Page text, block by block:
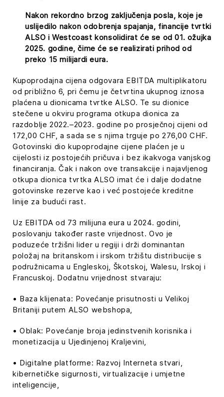
Nakon rekordno brzog zaključenja posla, koje je
uslijedilo nakon odobrenja spajanja, financije tvrtki
ALSO iWestcoast konsolidirat će se od 01. ožujka
2025. godine, čime će se realizirati prihod od
preko 15 milijardi eura.
Kupoprodajna cijena odgovara EBITDA multiplikatoru
od približno 6, pri čemu je četvrtina ukupnog iznosa
plaćena u dionicama tvrtke ALSO. Te su dionice
stečene u okviru programa otkupa dionica za
razdoblje 2022.–2023. godine po prosječnoj cijeni od
172,00 CHF, a sada se s njima trguje po 276,00 CHF.
Gotovinski dio kupoprodajne cijene plaćen je u
cijelosti iz postojećih pričuva i bez ikakvoga vanjskog
financiranja. Čak i nakon ove transakcije i najavljenog
otkupa dionica tvrtka ALSO imat će i dalje dodatne
gotovinske rezerve kao i već postojeće kreditne
linije za budući rast.
Uz EBITDA od 73 milijuna eura u 2024. godini,
poslovanju također raste vrijednost. Ovo je
poduzeće tržišni lider u regiji i drži dominantan
položaj na britanskom i irskom tržištu distribucije s
podružnicama u Engleskoj, Škotskoj, Walesu, Irskoj i
Francuskoj. Dodatnu vrijednost stvaraju:
• Baza klijenata: Povećanje prisutnosti u Velikoj
Britaniji putem ALSO webshopa,
• Oblak: Povećanje broja jedinstvenih korisnika i
monetizacija u Ujedinjenoj Kraljevini,
• Digitalne platforme: Razvoj Interneta stvari,
kibernetičke sigurnosti, virtualizacije i umjetne
inteligencije,